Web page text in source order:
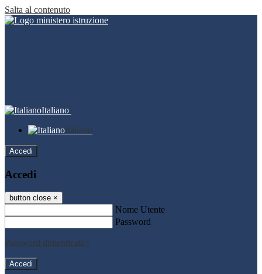
Salta al contenuto
Italiano
Italiano
Accedi
Accedi
button close ×
Nome Utente
Password
Password dimenticata?